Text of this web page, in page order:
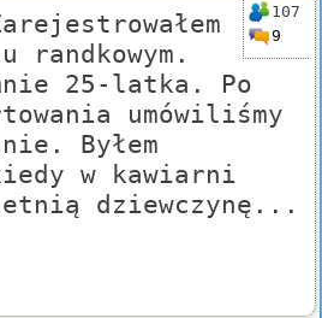
107
9
25-latka. Po
umówiliśmy
Byłem
w kawiarni
dziewczynę...